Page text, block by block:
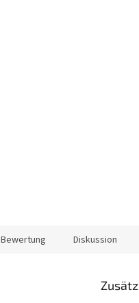
Bewertung Diskussion